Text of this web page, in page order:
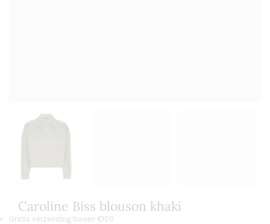
Caroline Biss blouson khaki
Gratis verzending boven €100